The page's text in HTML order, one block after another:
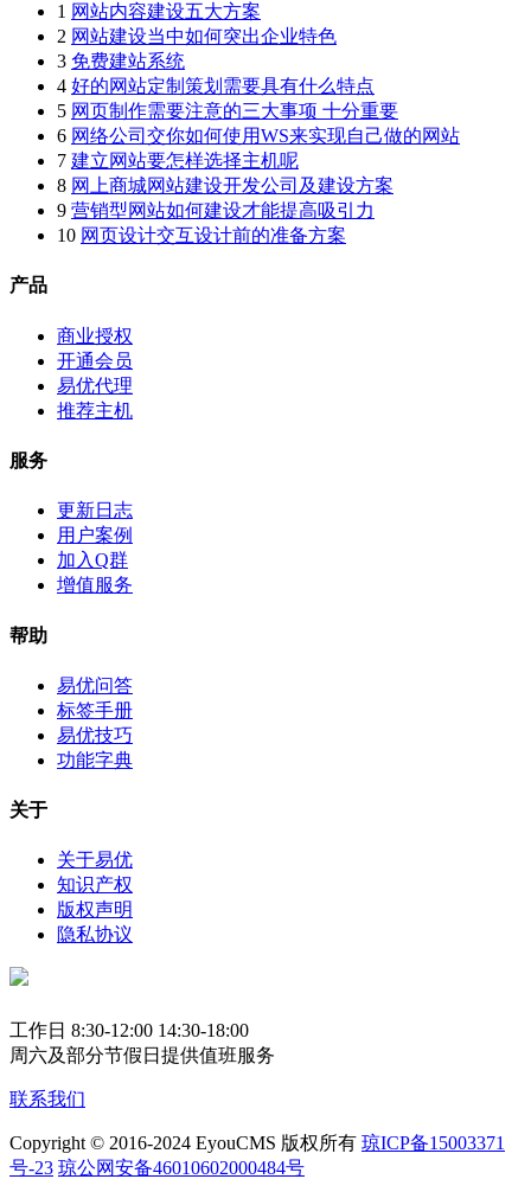
1 网站内容建设五大方案
2 网站建设当中如何突出企业特色
3 免费建站系统
4 好的网站定制策划需要具有什么特点
5 网页制作需要注意的三大事项 十分重要
6 网络公司交你如何使用WS来实现自己做的网站
7 建立网站要怎样选择主机呢
8 网上商城网站建设开发公司及建设方案
9 营销型网站如何建设才能提高吸引力
10 网页设计交互设计前的准备方案
产品
商业授权
开通会员
易优代理
推荐主机
服务
更新日志
用户案例
加入Q群
增值服务
帮助
易优问答
标签手册
易优技巧
功能字典
关于
关于易优
知识产权
版权声明
隐私协议
工作日 8:30-12:00 14:30-18:00
周六及部分节假日提供值班服务
联系我们
Copyright © 2016-2024 EyouCMS 版权所有 琼ICP备15003371
号-23 琼公网安备46010602000484号